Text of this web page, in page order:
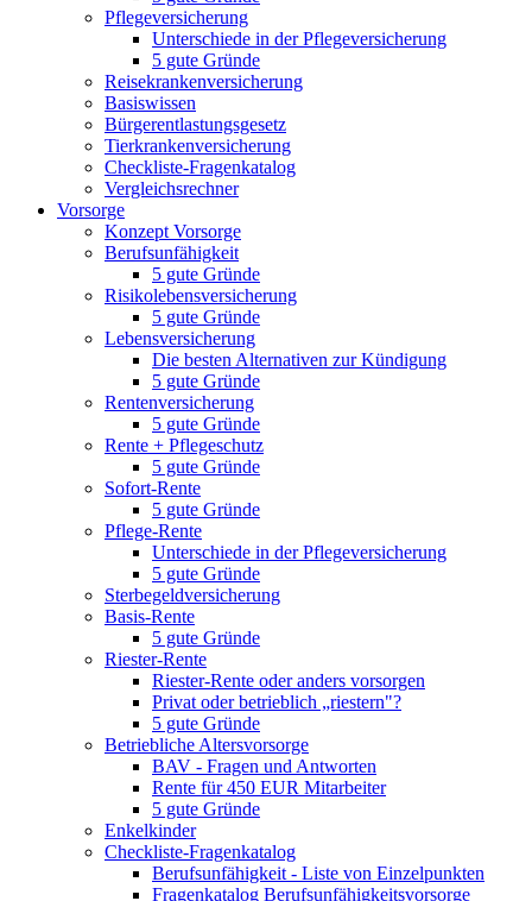
Pflegeversicherung
Unterschiede in der Pflegeversicherung
5 gute Gründe
Reisekrankenversicherung
Basiswissen
Bürgerentlastungsgesetz
Tierkrankenversicherung
Checkliste-Fragenkatalog
Vergleichsrechner
Vorsorge
Konzept Vorsorge
Berufsunfähigkeit
5 gute Gründe
Risikolebensversicherung
5 gute Gründe
Lebensversicherung
Die besten Alternativen zur Kündigung
5 gute Gründe
Rentenversicherung
5 gute Gründe
Rente + Pflegeschutz
5 gute Gründe
Sofort-Rente
5 gute Gründe
Pflege-Rente
Unterschiede in der Pflegeversicherung
5 gute Gründe
Sterbegeldversicherung
Basis-Rente
5 gute Gründe
Riester-Rente
Riester-Rente oder anders vorsorgen
Privat oder betrieblich „riestern"?
5 gute Gründe
Betriebliche Altersvorsorge
BAV - Fragen und Antworten
Rente für 450 EUR Mitarbeiter
5 gute Gründe
Enkelkinder
Checkliste-Fragenkatalog
Berufsunfähigkeit - Liste von Einzelpunkten
Fragenkatalog Berufsunfähigkeitsvorsorge